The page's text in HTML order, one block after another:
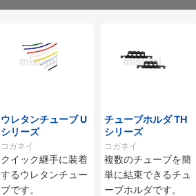
ウレタンチューブ U
シリーズ
コガネイ
クイック継手に装着
するウレタンチュー
ブです。
チューブホルダ TH
シリーズ
コガネイ
複数のチューブを簡
単に結束できるチュ
ーブホルダです。